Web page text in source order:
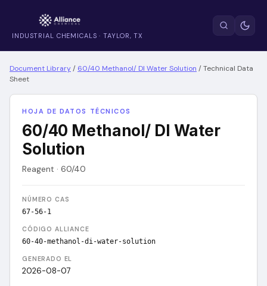
INDUSTRIAL CHEMICALS · TAYLOR, TX
Document Library/ 60/40 Methanol/ DI Water Solution /Technical Data
Sheet
HOJA DE DATOS TÉCNICOS
60/40 Methanol/ DI Water
Solution
Reagent · 60/40
NÚMERO CAS
67-56-1
CÓDIGO ALLIANCE
60-40-methanol-di-water-solution
GENERADO EL
2026-08-07